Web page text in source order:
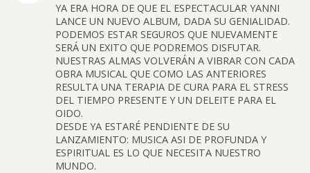
YA ERA HORA DE QUE EL ESPECTACULAR YANNI
LANCE UN NUEVO ALBUM, DADA SU GENIALIDAD.
PODEMOS ESTAR SEGUROS QUE NUEVAMENTE
SERÁ UN EXITO QUE PODREMOS DISFUTAR.
NUESTRAS ALMAS VOLVERÁN A VIBRAR CON CADA
OBRA MUSICAL QUE COMO LAS ANTERIORES
RESULTA UNA TERAPIA DE CURA PARA EL STRESS
DEL TIEMPO PRESENTE Y UN DELEITE PARA EL
OIDO.
DESDE YA ESTARÉ PENDIENTE DE SU
LANZAMIENTO: MUSICA ASI DE PROFUNDA Y
ESPIRITUAL ES LO QUE NECESITA NUESTRO
MUNDO.